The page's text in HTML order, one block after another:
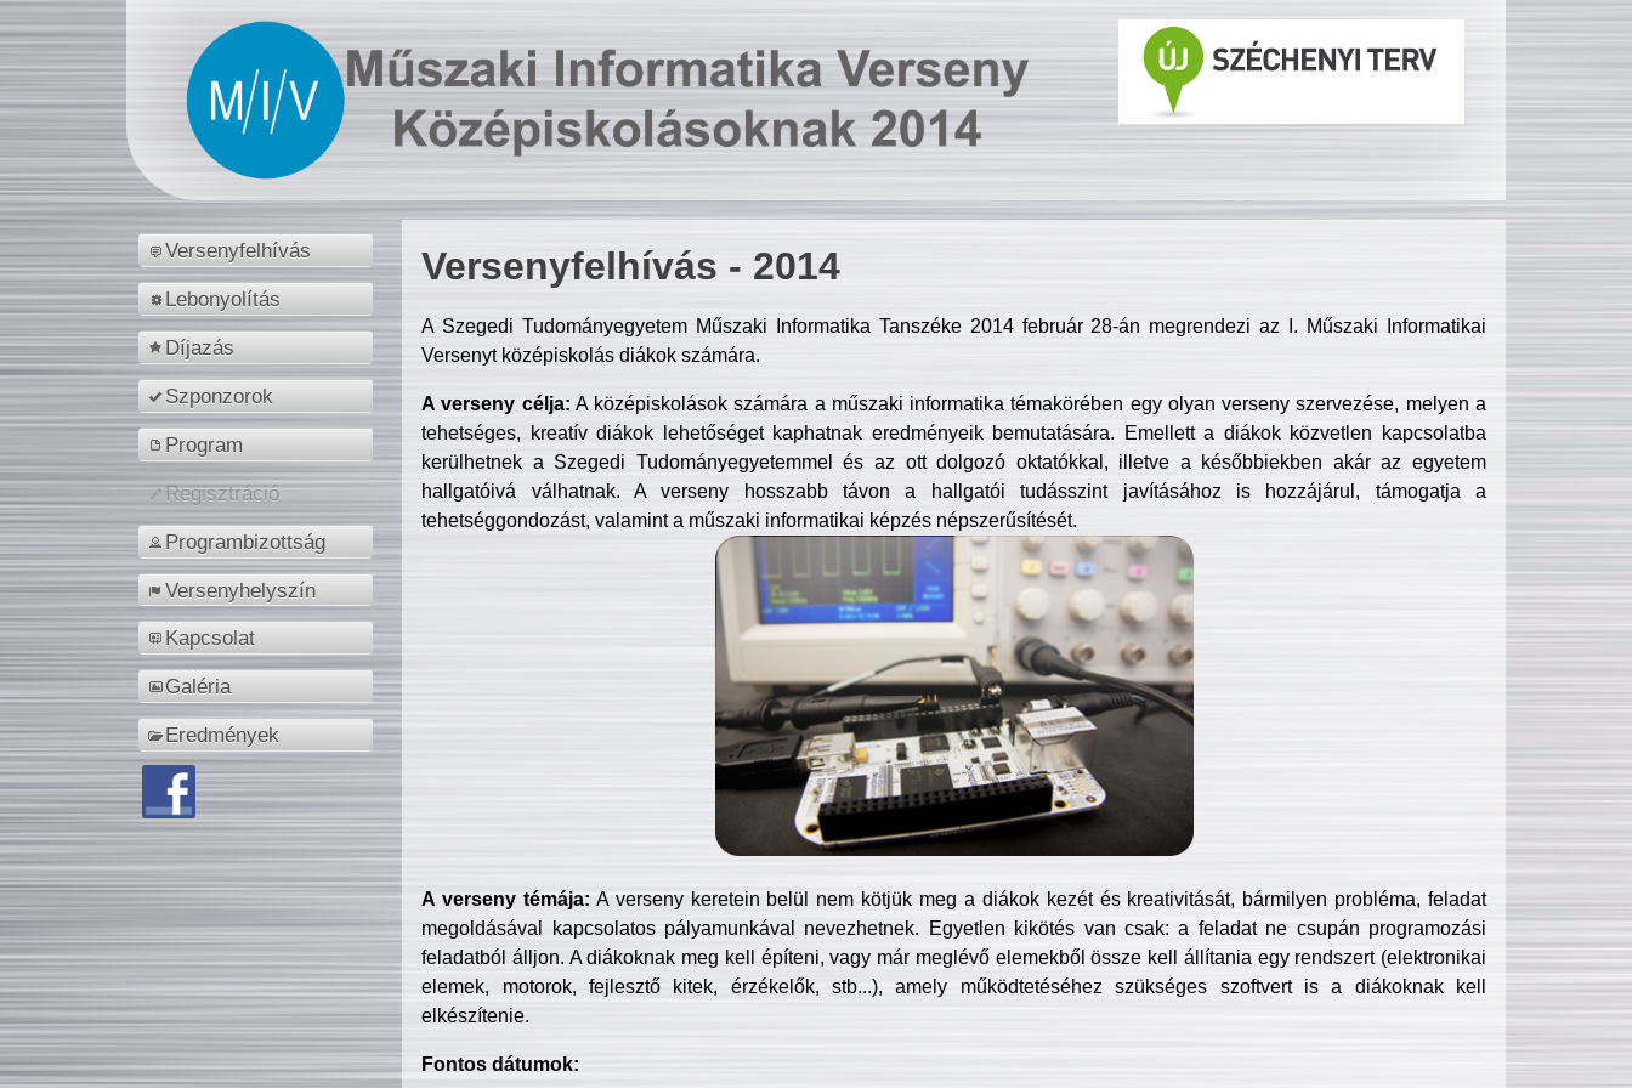
Versenyfelhívás
Lebonyolítás
Díjazás
Szponzorok
Program
Regisztráció
Programbizottság
Versenyhelyszín
Kapcsolat
Galéria
Eredmények
Versenyfelhívás - 2014
A Szegedi Tudományegyetem Műszaki Informatika Tanszéke 2014 február 28-án megrendezi az I. Műszaki Informatikai
Versenyt középiskolás diákok számára.
A verseny célja: A középiskolások számára a műszaki informatika témakörében egy olyan verseny szervezése, melyen a
tehetséges, kreatív diákok lehetőséget kaphatnak eredményeik bemutatására. Emellett a diákok közvetlen kapcsolatba
kerülhetnek a Szegedi Tudományegyetemmel és az ott dolgozó oktatókkal, illetve a későbbiekben akár az egyetem
hallgatóivá válhatnak. A verseny hosszabb távon a hallgatói tudásszint javításához is hozzájárul, támogatja a
tehetséggondozást, valamint a műszaki informatikai képzés népszerűsítését.
A verseny témája: A verseny keretein belül nem kötjük meg a diákok kezét és kreativitását, bármilyen probléma, feladat
megoldásával kapcsolatos pályamunkával nevezhetnek. Egyetlen kikötés van csak: a feladat ne csupán programozási
feladatból álljon. A diákoknak meg kell építeni, vagy már meglévő elemekből össze kell állítania egy rendszert (elektronikai
elemek, motorok, fejlesztő kitek, érzékelők, stb...), amely működtetéséhez szükséges szoftvert is a diákoknak kell
elkészítenie.
Fontos dátumok: